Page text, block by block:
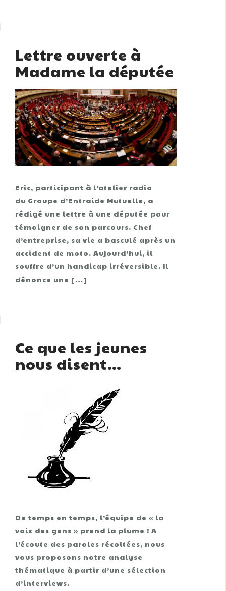
Lettre ouverte à
Madame la députée
Eric, participant à l’atelier radio
du Groupe d’Entraide Mutuelle, a
rédigé une lettre à une députée pour
témoigner de son parcours. Chef
d’entreprise, sa vie a basculé après un
accident de moto. Aujourd’hui, il
souffre d’un handicap irréversible. Il
dénonce une […]
Ce que les jeunes
nous disent…
De temps en temps, l’équipe de « la
voix des gens » prend la plume ! A
l’écoute des paroles récoltées, nous
vous proposons notre analyse
thématique à partir d’une sélection
d’interviews.